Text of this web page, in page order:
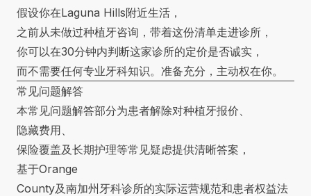
假设你在Laguna Hills附近生活，
之前从未做过种植牙咨询，带着这份清单走进诊所，
你可以在30分钟内判断这家诊所的定价是否诚实，
而不需要任何专业牙科知识。准备充分，主动权在你。
常见问题解答
本常见问题解答部分为患者解除对种植牙报价、
隐藏费用、
保险覆盖及长期护理等常见疑虑提供清晰答案，
基于Orange
County及南加州牙科诊所的实际运营规范和患者权益法